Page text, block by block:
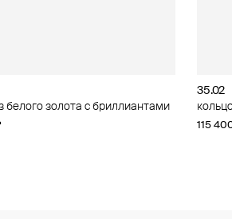
белого золота с бриллиантами
35.02
115
белого золота с бриллиантами
35.02